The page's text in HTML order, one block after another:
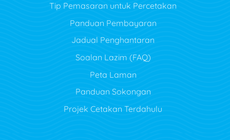
Tip Pemasaran untuk Percetakan
Panduan Pembayaran
Jadual Penghantaran
Soalan Lazim (FAQ)
Peta Laman
Panduan Sokongan
Projek Cetakan Terdahulu